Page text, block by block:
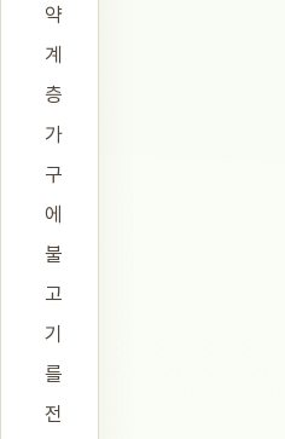
약
계
층
가
구
에
불
고
기
를
전